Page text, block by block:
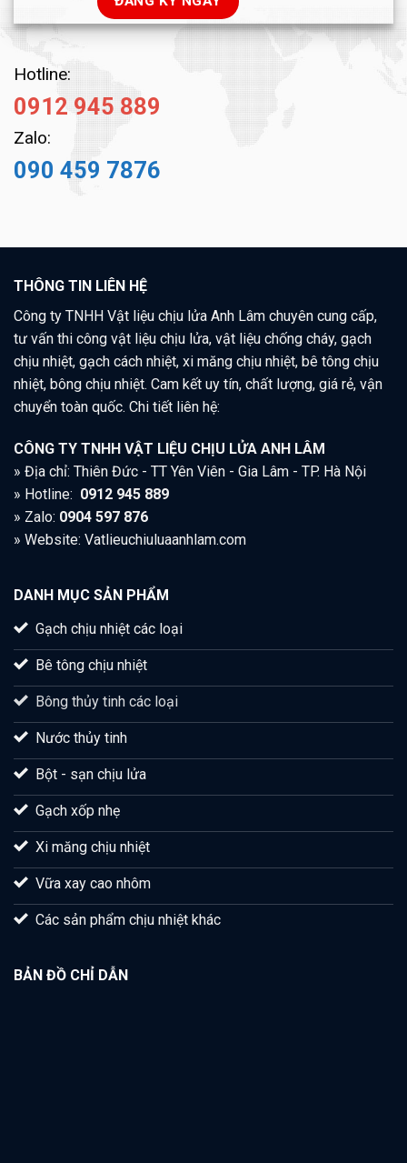
Hotline:
0912 945 889
Zalo:
090 459 7876
THÔNG TIN LIÊN HỆ
Công ty TNHH Vật liệu chịu lửa Anh Lâm chuyên cung cấp,
tư vấn thi công vật liệu chịu lửa, vật liệu chống cháy, gạch
chịu nhiệt, gạch cách nhiệt, xi măng chịu nhiệt, bê tông chịu
nhiệt, bông chịu nhiệt. Cam kết uy tín, chất lượng, giá rẻ, vận
chuyển toàn quốc. Chi tiết liên hệ:
CÔNG TY TNHH VẬT LIỆU CHỊU LỬA ANH LÂM
» Địa chỉ: Thiên Đức - TT Yên Viên - Gia Lâm - TP. Hà Nội
» Hotline: 0912 945 889
» Zalo: 0904 597 876
» Website: Vatlieuchiuluaanhlam.com
DANH MỤC SẢN PHẨM
Gạch chịu nhiệt các loại
Bê tông chịu nhiệt
Bông thủy tinh các loại
Nước thủy tinh
Bột - sạn chịu lửa
Gạch xốp nhẹ
Xi măng chịu nhiệt
Vữa xay cao nhôm
Các sản phẩm chịu nhiệt khác
BẢN ĐỒ CHỈ DẪN